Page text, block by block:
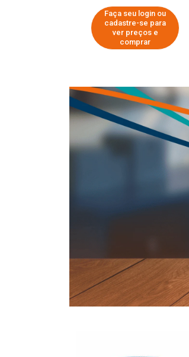
Faça seu login ou
cadastre-se para
ver preços e
comprar